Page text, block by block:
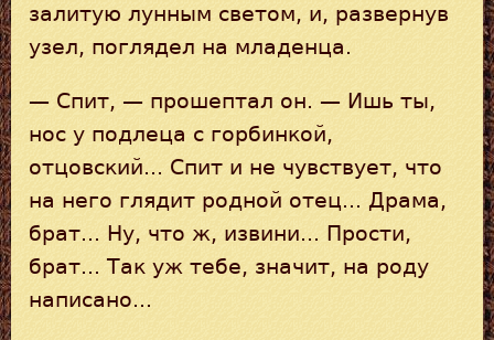
залитую лунным светом, и, развернув
узел, поглядел на младенца.
— Спит, — прошептал он. — Ишь ты,
нос у подлеца с горбинкой,
отцовский... Спит и не чувствует, что
на него глядит родной отец... Драма,
брат... Ну, что ж, извини... Прости,
брат... Так уж тебе, значит, на роду
написано...